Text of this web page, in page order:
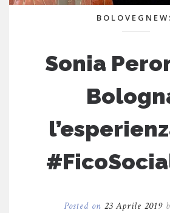
Sonia
Posted on 23 Aprile 2019